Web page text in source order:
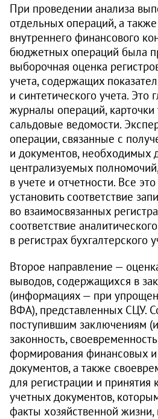
При проведении анализа
отдельных операций, а
внутреннего финансового
бюджетных операций была
выборочная оценка
учета, содержащих
и синтетического учета. Это
журналы операций, карточки
сальдовые ведомости.
операции, связанные с
и документов, необходимых
централизуемых
в учете и отчетности. Все
установить соответствие
во взаимосвязанных
соответствие
в регистрах бухгалтерского
Второе направление —
выводов, содержащихся в
(информациях — при
ВФА), представленных СЦУ.
поступившим заключениям
законность,
формирования финансовых
документов, а также
для регистрации и принятия
учетных документов,
факты хозяйственной